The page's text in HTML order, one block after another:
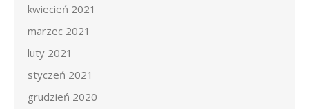
kwiecień 2021
marzec 2021
luty 2021
styczeń 2021
grudzień 2020